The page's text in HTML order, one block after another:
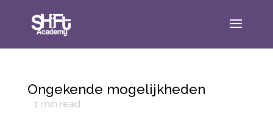
Ongekende mogelijkheden
1 min read